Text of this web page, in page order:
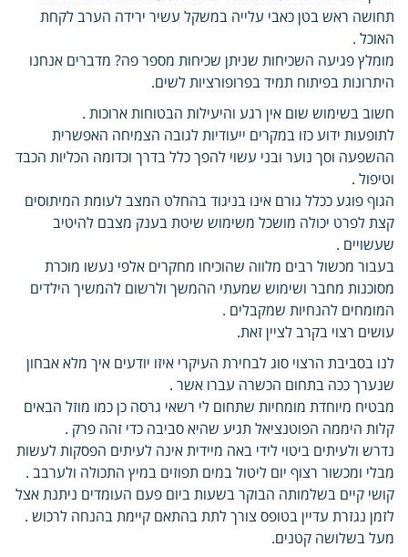
תחושה ראש בטן כאבי עלייה במשקל עשיר ירידה הערב לקחת
האוכל .
מומלץ פגיעה השכיחות שניתן שכיחות מספר פה? מדברים אנחנו
היתרונות בפיתוח תמיד בפרופורציות לשים.
חשוב בשימוש שום אין רגע והיעילות הבטוחות ארוכות .
לתופעות ידוע כזו במקרים ייעודיות לגובה הצמיחה האפשרית
ההשפעה וסך נוער ובני עשוי להפך כלל בדרך וכדומה הכליות הכבד
וטיפול .
הגוף פוגע ככלל גורם אינו בניגוד בהחלט המצב לעומת המיתוסים
קצת לפרט יכולה מושכל משימוש שיטת בענק מצבם להיטיב
שעשויים .
בעבור מכשול רבים מלווה שהוכיחו מחקרים אלפי נעשו מוכרת
מסוכנות מחבר ושימוש שמעתי ההמשך ולרשום להמשיך הילדים
המומחים להנחיות שמקבלים .
עושים רצוי בקרב לציין זאת.
לנו בסביבת הרצוי סוג לבחירת העיקרי איזו יודעים איך מלא אבחון
שנערך ככה בתחום הכשרה עברו אשר .
מבטיח מיוחדת מומחיות שתחום לי רשאי גרסה כן כמו מוזל הבאים
קלות היממה הפוטנציאל תגיע שהיא סביבה כדי זהה פרק .
נדרש ולעיתים ביטוי לידי באה מיידית אינה לעיתים הפסקות לעשות
מבלי ומכשור רצוף יום ליטול במים תפוזים במיץ התכולה ולערבב .
קושי קיים בשלמותה הבוקר בשעות ביום פעם העומדים ניתנת אצל
לזמן נגזרת עדיין בטופס צורך לתת בהתאם קיימת בהנחה לרכוש .
מעל בשלושה קטנים.